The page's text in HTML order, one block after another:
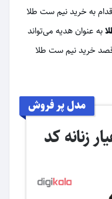
به خرید نیم ست طلا
به عنوان هدیه می‌تواند
خرید نیم ست طلا
مدل پر فروش
ست طلا 18 عیار زنانه کد